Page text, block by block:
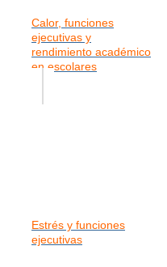
Calor, funciones
ejecutivas y
rendimiento académico
en escolares
Estrés y funciones
ejecutivas